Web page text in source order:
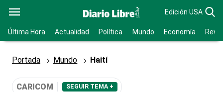
Edición USA
Última Hora Actualidad Política Mundo Economía
Portada Mundo Haití
CARICOM SEGUIR TEMA +